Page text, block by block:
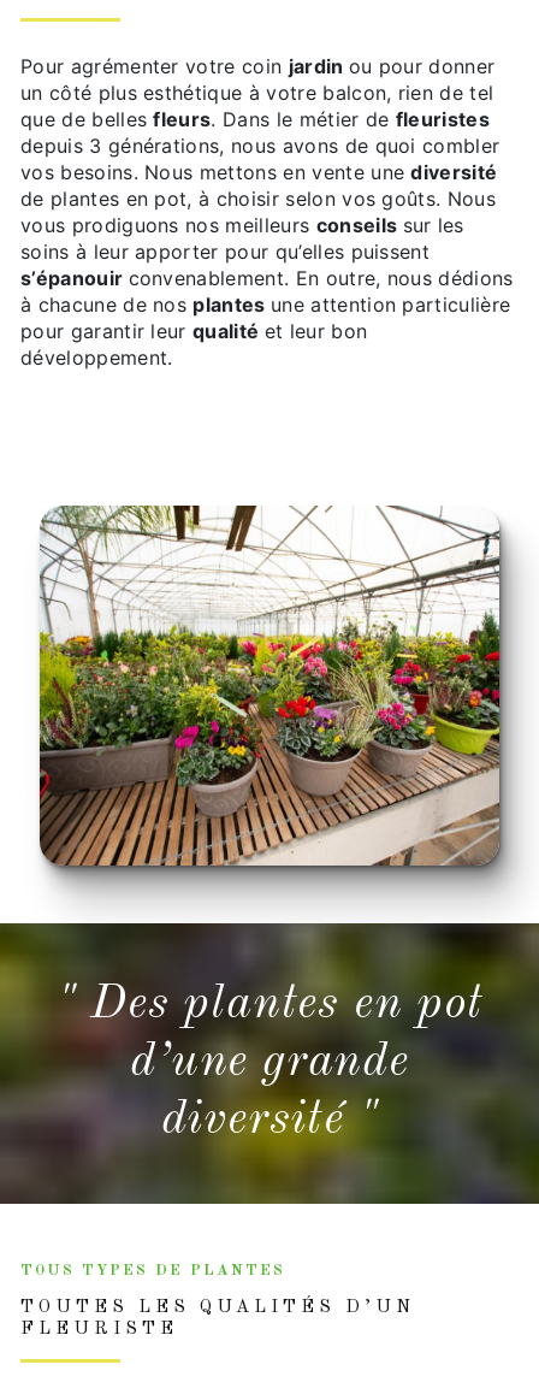
Pour agrémenter votre coin jardin ou pour donner
un côté plus esthétique à votre balcon, rien de tel
que de bellesfleurs. Dans le métier de fleuristes
depuis 3 générations, nous avons de quoi combler
vos besoins. Nous mettons en vente unediversité
de plantes en pot, à choisir selon vos goûts. Nous
vous prodiguons nos meilleurs conseils sur les
soins à leur apporter pour qu’elles puissent
s’épanouir convenablement. En outre, nous dédions
à chacune de nos plantes une attention particulière
pour garantir leurqualité et leur bon
développement.
" Des plantes en pot
d’une grande
diversité "
TOUS TYPES DE PLANTES
TOUTES LES QUALITÉS D’UN
FLEURISTE